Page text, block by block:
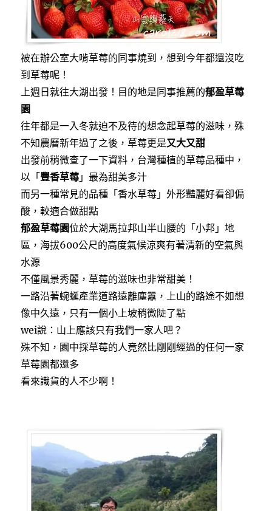
被在辦公室大啃草莓的同事燒到，想到今年都還沒吃
到草莓呢！
上週日就往大湖出發！目的地是同事推薦的郁盈草莓
園
往年都是一入冬就迫不及待的想念起草莓的滋味，殊
不知農曆新年過了之後，草莓更是又大又甜
出發前稍微查了一下資料，台灣種植的草莓品種中，
以「豐香草莓 」最為甜美多汁
而另一種常見的品種「香水草莓」外形豔麗好看卻偏
酸，較適合做甜點
郁盈草莓園位於大湖馬拉邦山半山腰的「小邦」地
區，海拔600公尺的高度氣候涼爽有著清新的空氣與
水源
不僅風景秀麗，草莓的滋味也非常甜美！
一路沿著蜿蜒產業道路遠離塵囂，上山的路途不如想
像中久遠，只有一個小上坡稍微陡了點
wei說：山上應該只有我們一家人吧？
殊不知，園中採草莓的人竟然比剛剛經過的任何一家
草莓園都還多
看來識貨的人不少啊！